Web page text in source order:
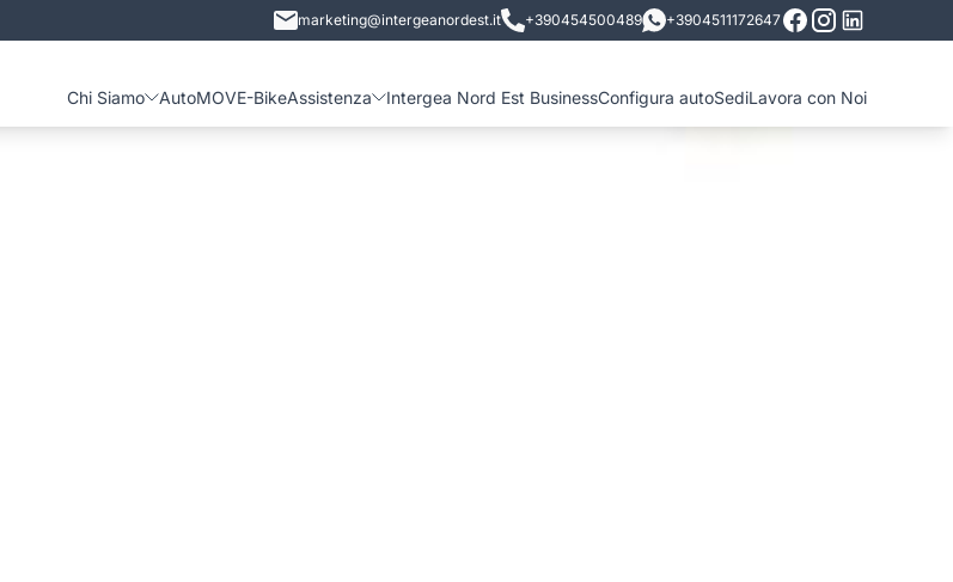
marketing@intergeanordest.it +390454500489 +3904511172647
Chi Siamo AutoMOVE-BikeAssistenza Intergea Nord Est BusinessConfigura autoSediLavora con Noi